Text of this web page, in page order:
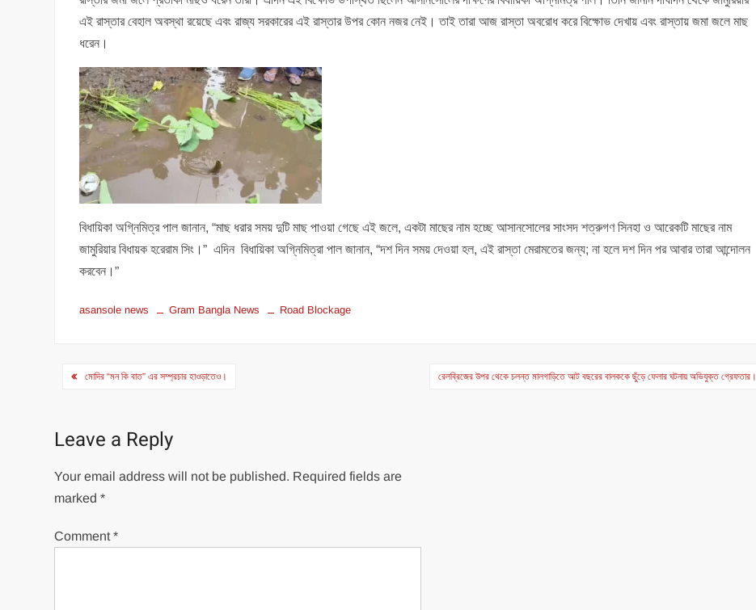
এই রাস্তার বেহাল অবস্থা রয়েছে এবং রাজ্য সরকারের এই রাস্তার উপর কোন নজর নেই। তাই তারা আজ রাস্তা অবরোধ করে বিক্ষোভ দেখায় এবং রাস্তায় জমা জলে মাছ
ধরেন।
বিধায়িকা অগ্নিমিত্র পাল জানান, “মাছ ধরার সময় দুটি মাছ পাওয়া গেছে এই জলে, একটা মাছের নাম হচ্ছে আসানসোলের সাংসদ শত্রুগণ সিনহা ও আরেকটি মাছের নাম
জামুরিয়ার বিধায়ক হরেরাম সিং।” এদিন বিধায়িকা অগ্নিমিত্রা পাল জানান, “দশ দিন সময় দেওয়া হল, এই রাস্তা মেরামতের জন্য; না হলে দশ দিন পর আবার তারা আন্দোলন
করবেন।”
asansole news Gram Bangla News Road Blockage
Post
মোদির “মন কি বাত” এর সম্প্রচার হাওড়াতেও। রেলব্রিজের উপর থেকে চলন্ত মালগাড়িতে আট বছরের বালককে ছুঁড়ে ফেলার ঘটনায় অভিযুক্ত গ্রেফতার।
Leave a Reply
Your email address will not be published. Required fields are
marked*
Comment*